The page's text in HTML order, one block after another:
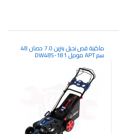
ماكينة قص نجيل بنزين 7.0 حصان 48
سم APT موديل DW48S-181